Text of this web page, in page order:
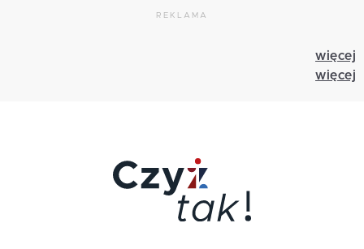
REKLAMA
więcej
więcej